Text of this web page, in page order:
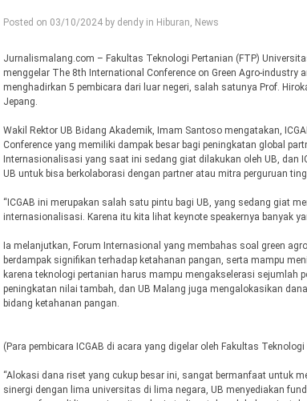
Posted on 03/10/2024 by dendy in Hiburan, News
Jurnalismalang.com – Fakultas Teknologi Pertanian (FTP)
menggelar The 8th International Conference on Green Agro-industry
menghadirkan 5 pembicara dari luar negeri, salah satunya Prof.
Jepang.
Wakil Rektor UB Bidang Akademik, Imam Santoso mengatakan,
Conference yang memiliki dampak besar bagi peningkatan global
Internasionalisasi yang saat ini sedang giat dilakukan oleh UB, dan
UB untuk bisa berkolaborasi dengan partner atau mitra perguruan
“ICGAB ini merupakan salah satu pintu bagi UB, yang sedang giat
internasionalisasi. Karena itu kita lihat keynote speakernya banyak
Ia melanjutkan, Forum Internasional yang membahas soal green
berdampak signifikan terhadap ketahanan pangan, serta mampu
karena teknologi pertanian harus mampu mengakselerasi sejumlah
peningkatan nilai tambah, dan UB Malang juga mengalokasikan
bidang ketahanan pangan.
(Para pembicara ICGAB di acara yang digelar oleh Fakultas
“Alokasi dana riset yang cukup besar ini, sangat bermanfaat untuk
sinergi dengan lima universitas di lima negara, UB menyediakan